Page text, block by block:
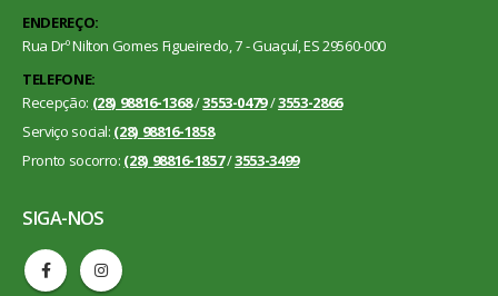
ENDEREÇO:
Rua Drº Nilton Gomes Figueiredo, 7 - Guaçuí, ES 29560-000
TELEFONE:
Recepção: (28) 98816-1368/3553-0479/3553-2866
Serviço social: (28) 98816-1858
Pronto socorro: (28) 98816-1857/3553-3499
SIGA-NOS